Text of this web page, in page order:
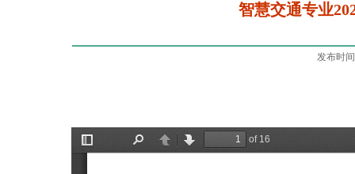
智慧交通专业
发布时